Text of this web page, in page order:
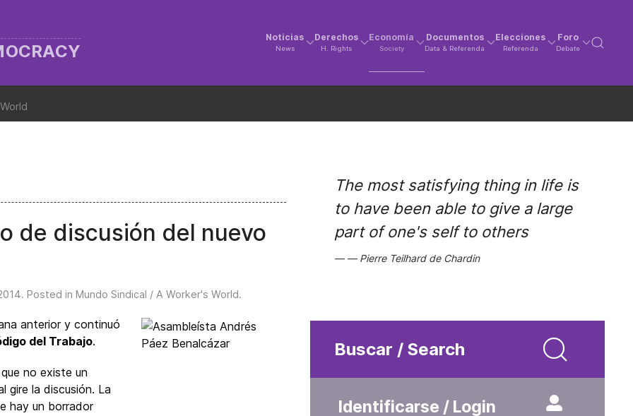
Noticias
News
Derechos
H. Rights
Economía
Society
Documentos
Data & Referenda
Elecciones
Referenda
Foro
Debate
de discusión del nuevo
. Posted in Mundo Sindical / A Worker's World.
anterior y continuó
del Trabajo.
no existe un
gire la discusión. La
hay un borrador
The most satisfying thing in life is
to have been able to give a large
part of one's self to others
Pierre Teilhard de Chardin
Buscar / Search
Identificarse / Login